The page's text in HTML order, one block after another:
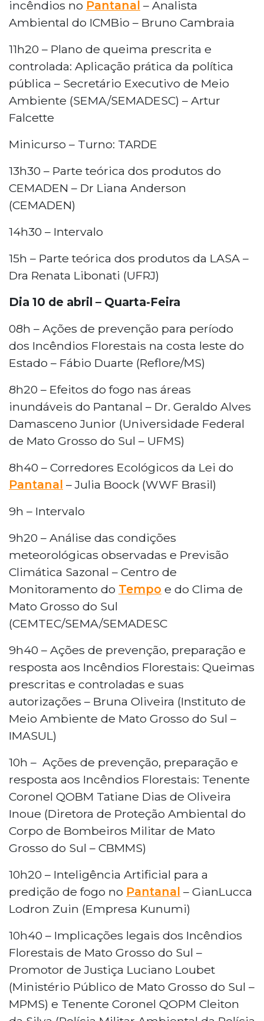
incêndios no Pantanal – Analista
Ambiental do ICMBio – Bruno Cambraia
11h20 – Plano de queima prescrita e
controlada: Aplicação prática da política
pública – Secretário Executivo de Meio
Ambiente (SEMA/SEMADESC) – Artur
Falcette
Minicurso – Turno: TARDE
13h30 – Parte teórica dos produtos do
CEMADEN – Dr Liana Anderson
(CEMADEN)
14h30 – Intervalo
15h – Parte teórica dos produtos da LASA –
Dra Renata Libonati (UFRJ)
Dia 10 de abril – Quarta-Feira
08h – Ações de prevenção para período
dos Incêndios Florestais na costa leste do
Estado – Fábio Duarte (Reflore/MS)
8h20 – Efeitos do fogo nas áreas
inundáveis do Pantanal – Dr. Geraldo Alves
Damasceno Junior (Universidade Federal
de Mato Grosso do Sul – UFMS)
8h40 – Corredores Ecológicos da Lei do
Pantanal – Julia Boock (WWF Brasil)
9h – Intervalo
9h20 – Análise das condições
meteorológicas observadas e Previsão
Climática Sazonal – Centro de
Monitoramento do Tempo e do Clima de
Mato Grosso do Sul
(CEMTEC/SEMA/SEMADESC
9h40 – Ações de prevenção, preparação e
resposta aos Incêndios Florestais: Queimas
prescritas e controladas e suas
autorizações – Bruna Oliveira (Instituto de
Meio Ambiente de Mato Grosso do Sul –
IMASUL)
10h – Ações de prevenção, preparação e
resposta aos Incêndios Florestais: Tenente
Coronel QOBM Tatiane Dias de Oliveira
Inoue (Diretora de Proteção Ambiental do
Corpo de Bombeiros Militar de Mato
Grosso do Sul – CBMMS)
10h20 – Inteligência Artificial para a
predição de fogo no Pantanal – GianLucca
Lodron Zuin (Empresa Kunumi)
10h40 – Implicações legais dos Incêndios
Florestais de Mato Grosso do Sul –
Promotor de Justiça Luciano Loubet
(Ministério Público de Mato Grosso do Sul –
MPMS) e Tenente Coronel QOPM Cleiton